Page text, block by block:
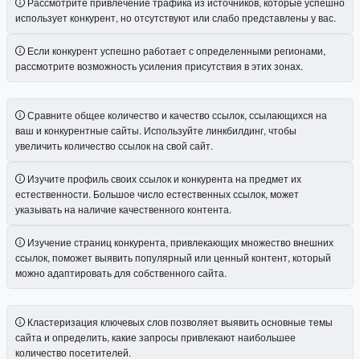
использует конкурент, но отсутствуют или слабо представлены у вас.
Если конкурент успешно работает с определенными регионами,
рассмотрите возможность усиления присутствия в этих зонах.
Сравните общее количество и качество ссылок, ссылающихся на
ваш и конкурентные сайты. Используйте линкбилдинг, чтобы
увеличить количество ссылок на свой сайт.
Изучите профиль своих ссылок и конкурента на предмет их
естественности. Большое число естественных ссылок, может
указывать на наличие качественного контента.
Изучение страниц конкурента, привлекающих множество внешних
ссылок, поможет выявить популярный или ценный контент, который
можно адаптировать для собственного сайта.
Кластеризация ключевых слов позволяет выявить основные темы
сайта и определить, какие запросы привлекают наибольшее
количество посетителей.